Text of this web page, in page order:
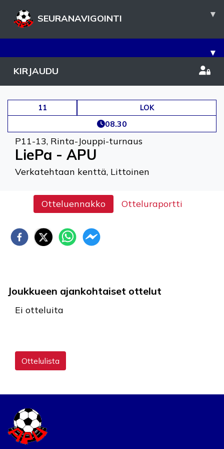
SEURANAVIGOINTI ▾
▾
KIRJAUDU
11 LOK
08.30
P11-13, Rinta-Jouppi-turnaus
LiePa - APU
Verkatehtaan kenttä, Littoinen
Otteluennakko Otteluraportti
Joukkueen ajankohtaiset ottelut
Ei otteluita
Ottelulista